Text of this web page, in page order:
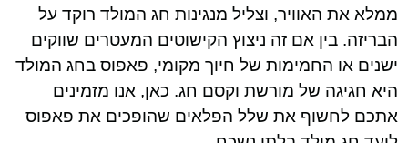
ממלא את האוויר, וצליל מנגינות חג המולד רוקד על
הבריזה. בין אם זה ניצוץ הקישוטים המעטרים שווקים
ישנים או החמימות של חיוך מקומי, פאפוס בחג המולד
היא חגיגה של מורשת וקסם חג. כאן, אנו מזמינים
אתכם לחשוף את שלל הפלאים שהופכים את פאפוס